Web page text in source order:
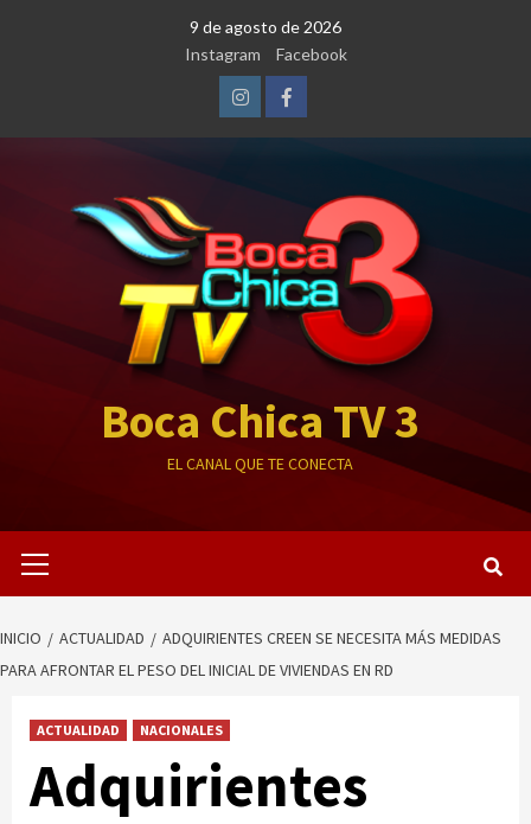
9 de agosto de 2026
Instagram
Facebook
InstagramFacebook
Boca Chica TV 3
EL CANAL QUE TE CONECTA
primario
INICIO ACTUALIDAD
ADQUIRIENTES CREEN SE NECESITA MÁS MEDIDAS
PARA AFRONTAR EL PESO DEL INICIAL DE VIVIENDAS EN RD
ACTUALIDAD NACIONALES
Adquirientes